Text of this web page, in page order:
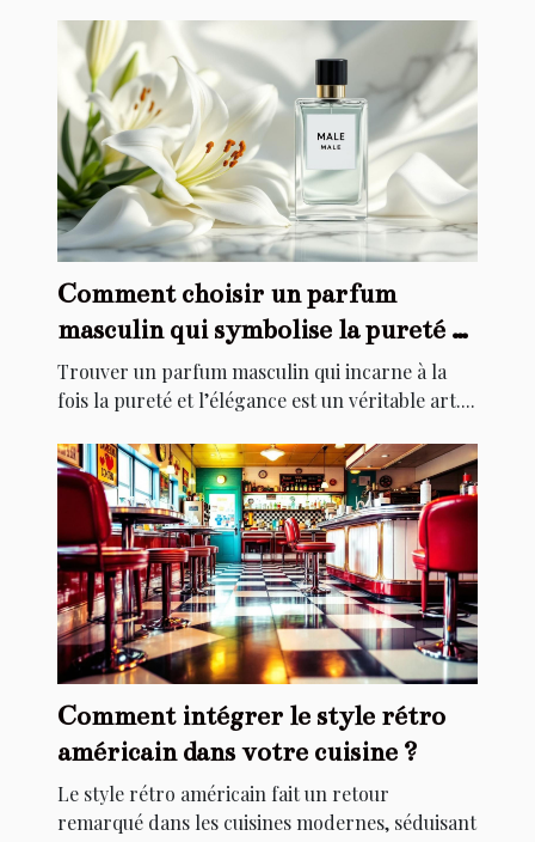
Comment choisir un parfum
masculin qui symbolise la pureté et
l'élégance ?
Trouver un parfum masculin qui incarne à la
fois la pureté et l’élégance est un véritable art....
Comment intégrer le style rétro
américain dans votre cuisine ?
Le style rétro américain fait un retour
remarqué dans les cuisines modernes, séduisant